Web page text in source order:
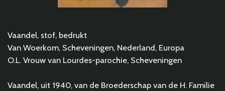
Vaandel, stof, bedrukt
Van Woerkom, Scheveningen, Nederland, Europa
O.L. Vrouw van Lourdes-parochie, Scheveningen
Vaandel, uit 1940, van de Broederschap van de H. Familie